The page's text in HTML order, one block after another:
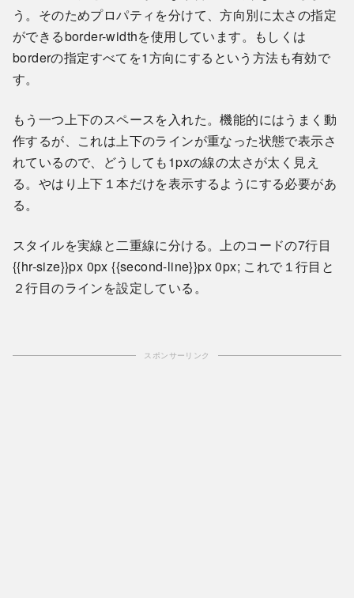
う。そのためプロパティを分けて、方向別に太さの指定
ができるborder-widthを使用しています。もしくは
borderの指定すべてを1方向にするという方法も有効で
す。
もう一つ上下のスペースを入れた。機能的にはうまく動
作するが、これは上下のラインが重なった状態で表示さ
れているので、どうしても1pxの線の太さが太く見え
る。やはり上下１本だけを表示するようにする必要があ
る。
スタイルを実線と二重線に分ける。上のコードの7行目
{{hr-size}}px 0px {{second-line}}px 0px; これで１行目と
２行目のラインを設定している。
スポンサーリンク